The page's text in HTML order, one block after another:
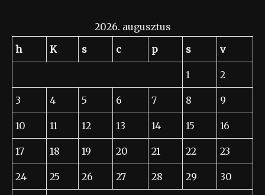
2026. augusztus
h
K s c p s v
1 2
3 4 5 6 7 8 9
10 11 12 13 14 15 16
17 18 19 20 21 22 23
24 25 26 27 28 29 30